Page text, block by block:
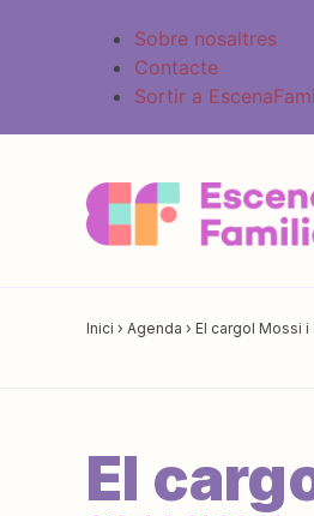
Sobre nosaltres
Contacte
Sortir a
Inici › Agenda › El cargol Mossi i
El